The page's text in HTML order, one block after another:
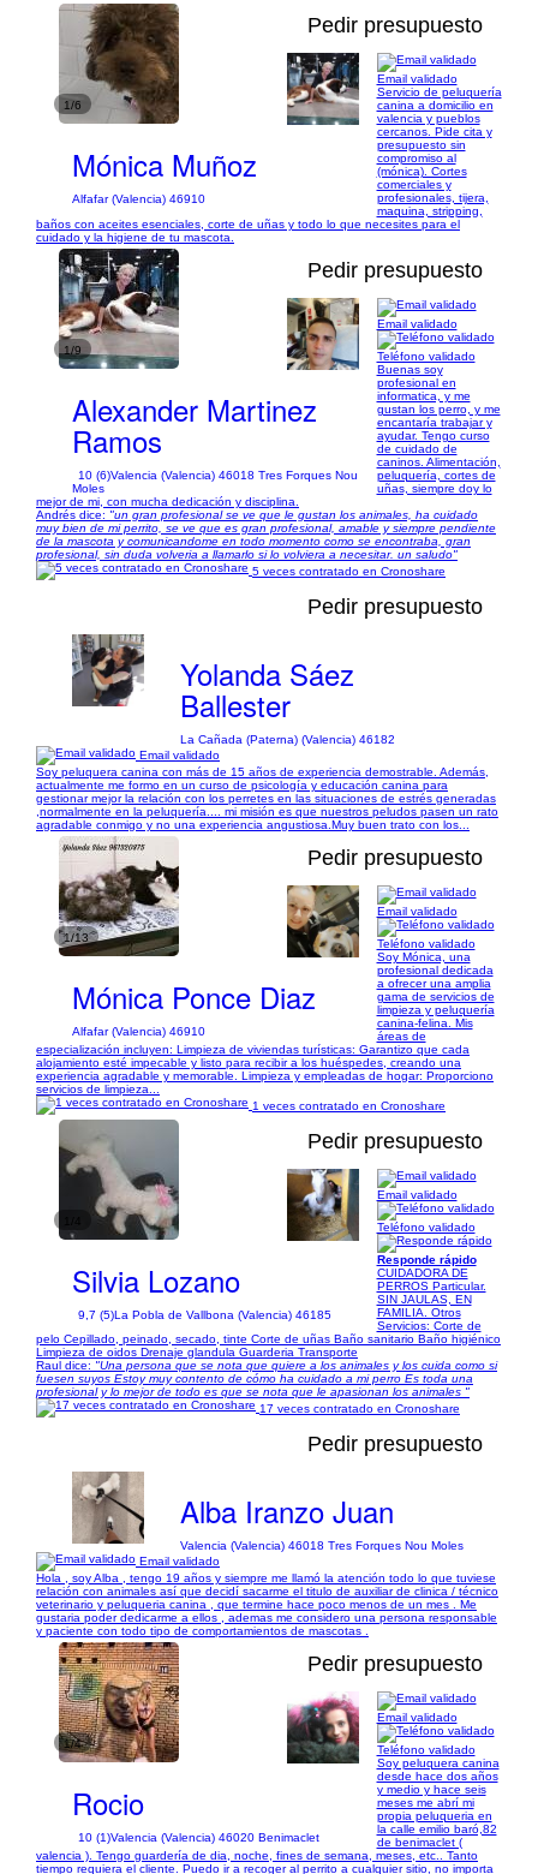
1/6
Pedir presupuesto
Mónica Muñoz
Alfafar (Valencia) 46910
Email validado
Servicio de peluquería
canina a domicilio en
valencia y pueblos
cercanos. Pide cita y
presupuesto sin
compromiso al
(mónica). Cortes
comerciales y
profesionales, tijera,
maquina, stripping,
baños con aceites esenciales, corte de uñas y todo lo que necesites para el
cuidado y la higiene de tu mascota.
1/9
Pedir presupuesto
Alexander Martinez
Ramos
10 (6)Valencia (Valencia) 46018 Tres Forques Nou
Moles
Email validado
Teléfono validado
Buenas soy
profesional en
informatica, y me
gustan los perro, y me
encantaría trabajar y
ayudar. Tengo curso
de cuidado de
caninos. Alimentación,
peluquería, cortes de
uñas, siempre doy lo
mejor de mi, con mucha dedicación y disciplina.
Andrés dice: "un gran profesional se ve que le gustan los animales, ha cuidado
muy bien de mi perrito, se ve que es gran profesional, amable y siempre pendiente
de la mascota y comunicandome en todo momento como se encontraba, gran
profesional, sin duda volveria a llamarlo si lo volviera a necesitar. un saludo"
5 veces contratado en Cronoshare
Pedir presupuesto
Yolanda Sáez
Ballester
La Cañada (Paterna) (Valencia) 46182
Email validado
Soy peluquera canina con más de 15 años de experiencia demostrable. Además,
actualmente me formo en un curso de psicología y educación canina para
gestionar mejor la relación con los perretes en las situaciones de estrés generadas
,normalmente en la peluquería.... mi misión es que nuestros peludos pasen un rato
agradable conmigo y no una experiencia angustiosa.Muy buen trato con los...
1/13
Pedir presupuesto
Mónica Ponce Diaz
Alfafar (Valencia) 46910
Email validado
Teléfono validado
Soy Mónica, una
profesional dedicada
a ofrecer una amplia
gama de servicios de
limpieza y peluquería
canina-felina. Mis
áreas de
especialización incluyen: Limpieza de viviendas turísticas: Garantizo que cada
alojamiento esté impecable y listo para recibir a los huéspedes, creando una
experiencia agradable y memorable. Limpieza y empleadas de hogar: Proporciono
servicios de limpieza...
1 veces contratado en Cronoshare
Pedir presupuesto
Silvia Lozano
9,7 (5)La Pobla de Vallbona (Valencia) 46185
Email validado
Teléfono validado
Responde rápido
CUIDADORA DE
PERROS Particular.
SIN JAULAS, EN
FAMILIA. Otros
Servicios: Corte de
pelo Cepillado, peinado, secado, tinte Corte de uñas Baño sanitario Baño higiénico
Limpieza de oidos Drenaje glandula Guarderia Transporte
Raul dice: "Una persona que se nota que quiere a los animales y los cuida como si
fuesen suyos Estoy muy contento de cómo ha cuidado a mi perro Es toda una
profesional y lo mejor de todo es que se nota que le apasionan los animales "
17 veces contratado en Cronoshare
Pedir presupuesto
Alba Iranzo Juan
Valencia (Valencia) 46018 Tres Forques Nou Moles
Email validado
Hola , soy Alba , tengo 19 años y siempre me llamó la atención todo lo que tuviese
relación con animales así que decidí sacarme el titulo de auxiliar de clinica / técnico
veterinario y peluqueria canina , que termine hace poco menos de un mes . Me
gustaria poder dedicarme a ellos , ademas me considero una persona responsable
y paciente con todo tipo de comportamientos de mascotas .
1/4
Pedir presupuesto
Rocio
10 (1)Valencia (Valencia) 46020 Benimaclet
Email validado
Teléfono validado
Soy peluquera canina
desde hace dos años
y medio y hace seis
meses me abrí mi
propia peluqueria en
la calle emilio baró,82
de benimaclet (
valencia ). Tengo guardería de dia, noche, fines de semana, meses, etc.. Tanto
tiempo requiera el cliente. Puedo ir a recoger al perrito a cualquier sitio, no importa